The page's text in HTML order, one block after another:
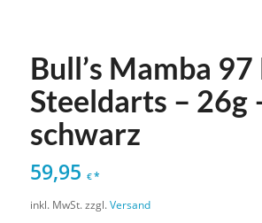
Bull’s Mamba
Steeldarts – 26g
schwarz
59,95 €*
inkl. MwSt. zzgl. Versand